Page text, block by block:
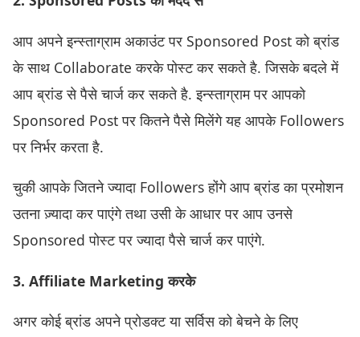
आप अपने इन्स्ताग्राम अकाउंट पर Sponsored Post को ब्रांड
के साथ Collaborate करके पोस्ट कर सकते है. जिसके बदले में
आप ब्रांड से पैसे चार्ज कर सकते है. इन्स्ताग्राम पर आपको
Sponsored Post पर कितने पैसे मिलेंगे यह आपके Followers
पर निर्भर करता है.
चुकी आपके जितने ज्यादा Followers होंगे आप ब्रांड का प्रमोशन
उतना ज़्यादा कर पाएंगे तथा उसी के आधार पर आप उनसे
Sponsored पोस्ट पर ज्यादा पैसे चार्ज कर पाएंगे.
3. Affiliate Marketing करके
अगर कोई ब्रांड अपने प्रोडक्ट या सर्विस को बेचने के लिए